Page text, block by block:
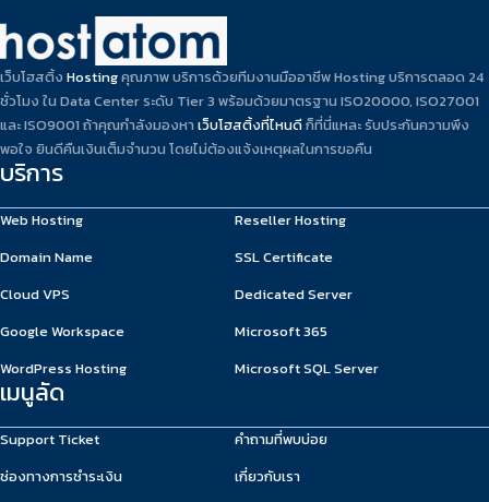
เว็บโฮสติ้ง Hostingคุณภาพ บริการด้วยทีมงานมืออาชีพ Hosting บริการตลอด 24
ชั่วโมง ใน Data Center ระดับ Tier 3 พร้อมด้วยมาตรฐาน ISO20000, ISO27001
และ ISO9001 ถ้าคุณกำลังมองหา เว็บโฮสติ้งที่ไหนดีก็ที่นี่แหละ รับประกันความพึง
พอใจ ยินดีคืนเงินเต็มจำนวน โดยไม่ต้องแจ้งเหตุผลในการขอคืน
บริการ
Web Hosting
Domain Name
Cloud VPS
Google Workspace
WordPress Hosting
Reseller Hosting
SSL Certificate
Dedicated Server
Microsoft 365
Microsoft SQL Server
เมนูลัด
Support Ticket
ช่องทางการชำระเงิน
คำถามที่พบบ่อย
เกี่ยวกับเรา